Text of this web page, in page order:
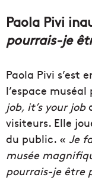
Paola Pivi
pourrais-je
Paola Pivi s’est
l’espace
job, it’s your job
visiteurs. Elle
du public. « Je
musée
pourrais-je être